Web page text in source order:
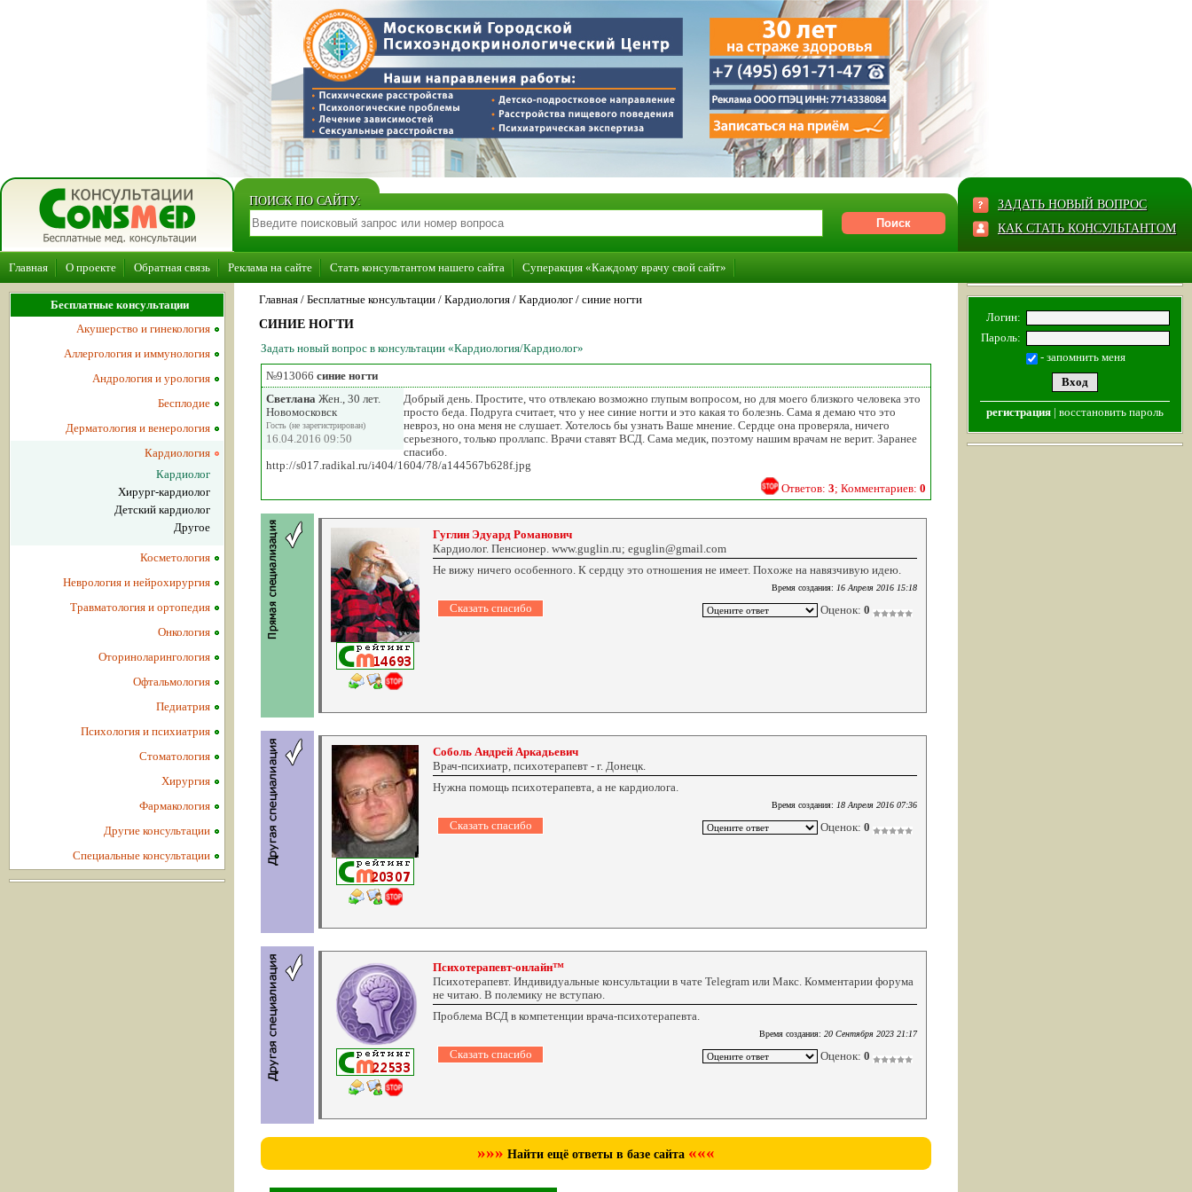
ПОИСК ПО САЙТУ:
ЗАДАТЬ НОВЫЙ ВОПРОС
КАК СТАТЬ КОНСУЛЬТАНТОМ
Главная О проекте Обратная связь Реклама на сайте Стать консультантом нашего сайта Суперакция «Каждому врачу свой сайт»
Главная / Бесплатные консультации / Кардиология / Кардиолог / синие ногти
СИНИЕ НОГТИ
Задать новый вопрос в консультации «Кардиология/Кардиолог»
№913066 синие ногти
Светлана Жен., 30 лет.
Новомосковск
Гость (не зарегистрирован)
16.04.2016 09:50
Добрый день. Простите, что отвлекаю возможно глупым вопросом, но для моего близкого человека это
просто беда. Подруга считает, что у нее синие ногти и это какая то болезнь. Сама я демаю что это
невроз, но она меня не слушает. Хотелось бы узнать Ваше мнение. Сердце она проверяла, ничего
серьезного, только проллапс. Врачи ставят ВСД. Сама медик, поэтому нашим врачам не верит. Заранее
спасибо.
http://s017.radikal.ru/i404/1604/78/a144567b628f.jpg
Ответов: 3; Комментариев: 0
Гуглин Эдуард Романович
Кардиолог. Пенсионер. www.guglin.ru; eguglin@gmail.com
Не вижу ничего особенного. К сердцу это отношения не имеет. Похоже на навязчивую идею.
Время создания: 16 Апреля 2016 15:18
Оценок: 0
Соболь Андрей Аркадьевич
Врач-психиатр, психотерапевт - г. Донецк.
Нужна помощь психотерапевта, а не кардиолога.
Время создания: 18 Апреля 2016 07:36
Оценок: 0
Психотерапевт-онлайн™
Психотерапевт. Индивидуальные консультации в чате Telegram или Макс. Комментарии форума
не читаю. В полемику не вступаю.
Проблема ВСД в компетенции врача-психотерапевта.
Время создания: 20 Сентября 2023 21:17
Оценок: 0
»»» Найти ещё ответы в базе сайта «««
Бесплатные консультации
Акушерство и гинекология
Аллергология и иммунология
Андрология и урология
Бесплодие
Дерматология и венерология
Кардиология
Кардиолог
Хирург-кардиолог
Детский кардиолог
Другое
Косметология
Неврология и нейрохирургия
Травматология и ортопедия
Онкология
Оториноларингология
Офтальмология
Педиатрия
Психология и психиатрия
Стоматология
Хирургия
Фармакология
Другие консультации
Специальные консультации
Логин:
Пароль:
- запомнить меня
регистрация | восстановить пароль